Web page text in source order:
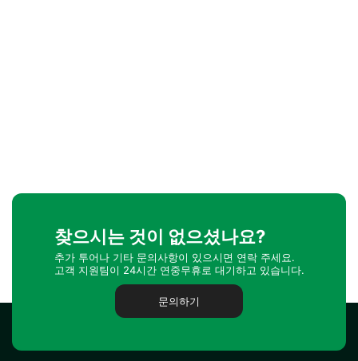
찾으시는 것이 없으셨나요?
추가 투어나 기타 문의사항이 있으시면 연락 주세요.
고객 지원팀이 24시간 연중무휴로 대기하고 있습니다.
문의하기